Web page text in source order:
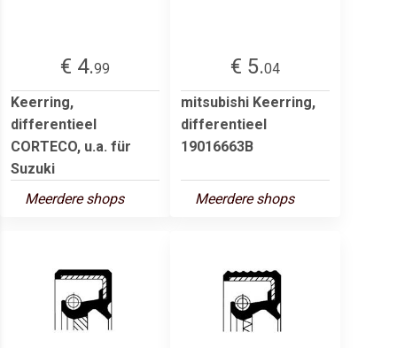
€ 4.99
Keerring,
differentieel
CORTECO, u.a. für
Suzuki
Meerdere shops
€ 5.04
mitsubishi Keerring,
differentieel
19016663B
Meerdere shops